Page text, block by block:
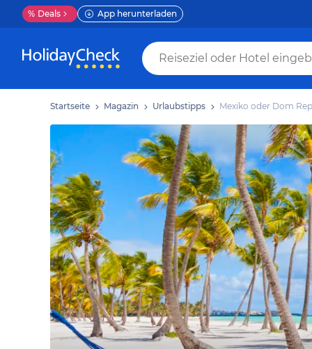
% Deals App herunterladen
Startseite Magazin Urlaubstipps Mexiko oder Dom